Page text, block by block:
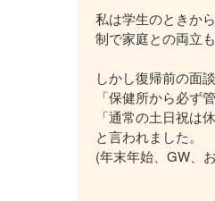
私は学生のときか
制で家庭との両立
しかし復帰前の面談
「保健所から必ず
「通常の土日祝は
と言われました。
(年末年始、GW、